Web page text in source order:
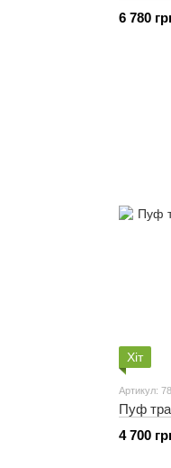
6 780
Хіт
Артикул:
Пуф
4 700